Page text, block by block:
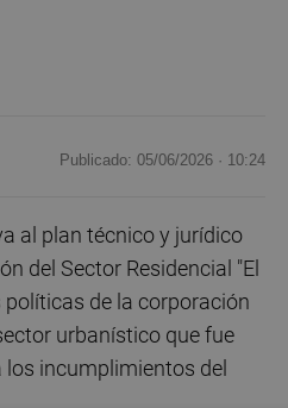
Publicado: 05/06/2026 · 10:24
al plan técnico y jurídico
del Sector Residencial "El
de la corporación
urbanístico que fue
incumplimientos del